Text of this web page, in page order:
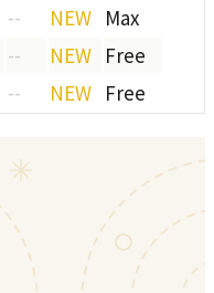
-- NEW Max
-- NEW Free
-- NEW Free